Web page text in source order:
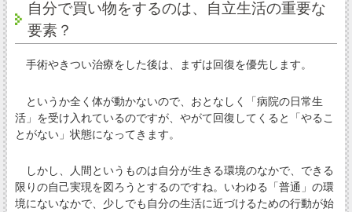
自分で買い物をするのは、自立生活の重要な
要素？
手術やきつい治療をした後は、まずは回復を優先します。
というか全く体が動かないので、おとなしく「病院の日常生
活」を受け入れているのですが、やがて回復してくると「やるこ
とがない」状態になってきます。
しかし、人間というものは自分が生きる環境のなかで、できる
限りの自己実現を図ろうとするのですね。いわゆる「普通」の環
境にないなかで、少しでも自分の生活に近づけるための行動が始